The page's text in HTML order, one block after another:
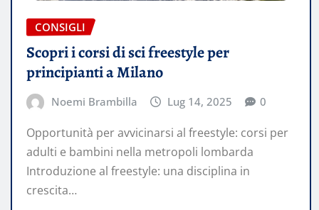
CONSIGLI
Scopri i corsi di sci freestyle per
principianti a Milano
Noemi Brambilla Lug 14, 2025 0
Opportunità per avvicinarsi al freestyle: corsi per
adulti e bambini nella metropoli lombarda
Introduzione al freestyle: una disciplina in
crescita…